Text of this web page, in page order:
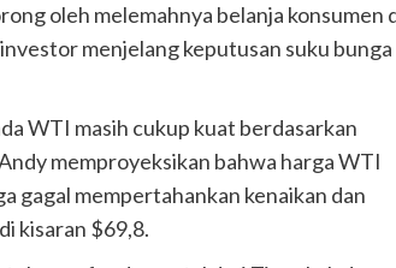
oleh melemahnya belanja konsumen
menjelang keputusan suku bunga
WTI masih cukup kuat berdasarkan
memproyeksikan bahwa harga WTI
gagal mempertahankan kenaikan dan
kisaran $69,8.